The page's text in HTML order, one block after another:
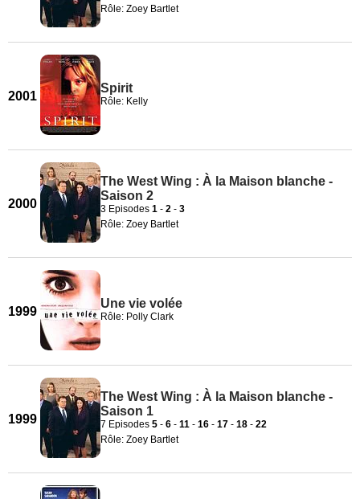
Rôle: Zoey Bartlet
2001
Spirit
Rôle: Kelly
2000
The West Wing : À la Maison blanche -
Saison 2
3 Episodes 1 - 2 - 3
Rôle: Zoey Bartlet
1999
Une vie volée
Rôle: Polly Clark
1999
The West Wing : À la Maison blanche -
Saison 1
7 Episodes 5 - 6 - 11 - 16 - 17 - 18 - 22
Rôle: Zoey Bartlet